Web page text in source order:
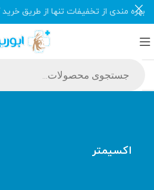
اکسیمتر
بهره مندی از تخفیفات تنها از طریق